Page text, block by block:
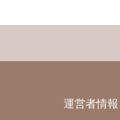
運営者情報